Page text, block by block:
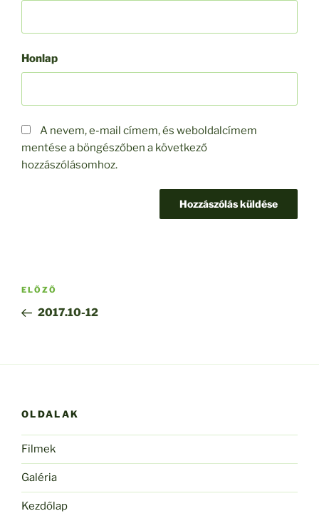
Honlap
A nevem, e-mail címem, és weboldalcímem
mentése a böngészőben a következő
hozzászólásomhoz.
Bejegyzés
Korábbi
bejegyzés
ELŐZŐ
2017.10-12
OLDALAK
Filmek
Galéria
Kezdőlap